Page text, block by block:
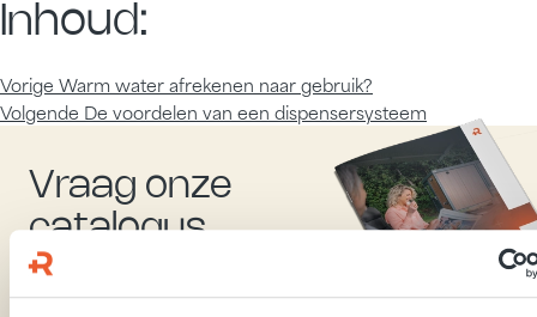
Inhoud:
Vorige Warm water afrekenen naar gebruik?
Volgende De voordelen van een dispensersysteem
Vraag onze
catalogus
aan